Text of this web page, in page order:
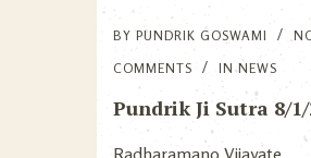
BY PUNDRIK GOSWAMI
COMMENTS
INNEWS
Pundrik Ji Sutra 8/1/
Radharamano Vijayate